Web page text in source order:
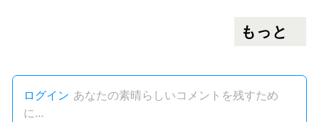
もっと
ログイン あなたの素晴らしいコメントを残すため
に…